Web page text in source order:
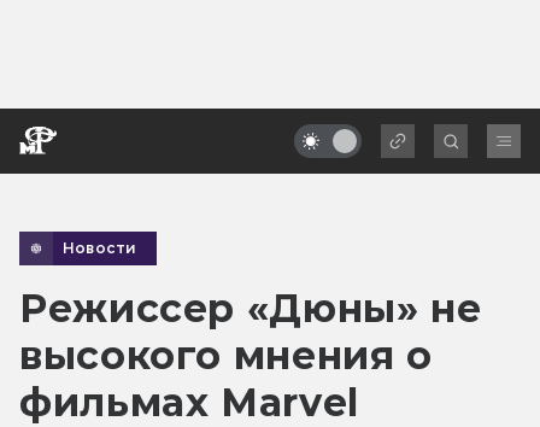
Новости
Режиссер «Дюны» не
высокого мнения о
фильмах Marvel